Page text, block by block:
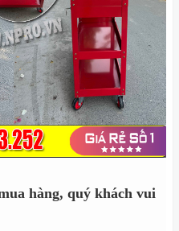
hàng, quý khách vui